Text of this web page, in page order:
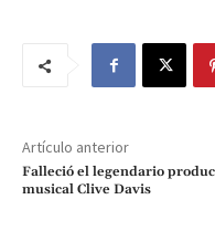
Artículo anterior
Falleció el legendario
musical Clive Davis